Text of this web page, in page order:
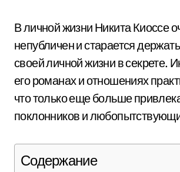
В личной жизни Никита Киоссе
непубличен и старается
своей личной жизни в секрете.
его романах и отношениях
что только еще больше
поклонников и
Содержание